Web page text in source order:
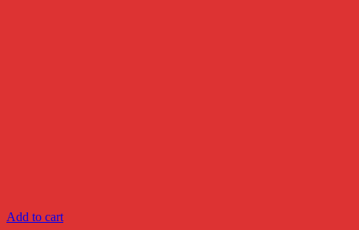
Add to cart